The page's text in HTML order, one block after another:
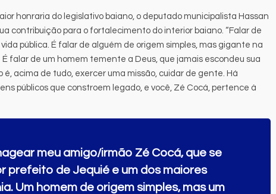
honraria do legislativo baiano, o deputado municipalista Hassan
contribuição para o fortalecimento do interior baiano. “Falar de
pública. É falar de alguém de origem simples, mas gigante na
falar de um homem temente a Deus, que jamais escondeu sua
acima de tudo, exercer uma missão, cuidar de gente. Há
públicos que constroem legado, e você, Zé Cocá, pertence à
meu amigo/irmão Zé Cocá, que se
prefeito de Jequié e um dos maiores
Um homem de origem simples, mas um